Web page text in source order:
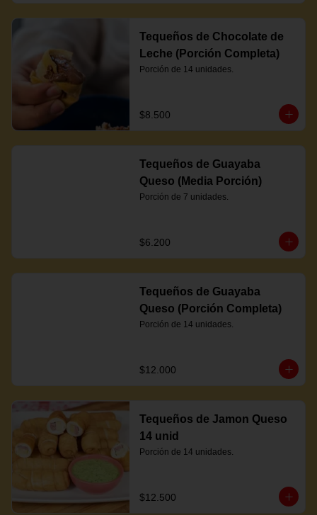
Tequeños de Chocolate de
Leche (Porción Completa)
Porción de 14 unidades.
$8.500
Tequeños de Guayaba
Queso (Media Porción)
Porción de 7 unidades.
$6.200
Tequeños de Guayaba
Queso (Porción Completa)
Porción de 14 unidades.
$12.000
Tequeños de Jamon Queso
14 unid
Porción de 14 unidades.
$12.500